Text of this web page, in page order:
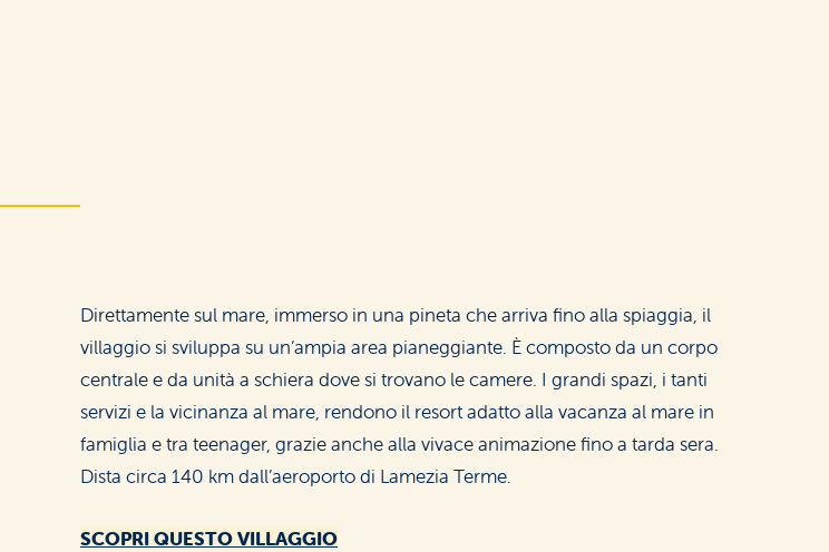
Direttamente sul mare, immerso in una pineta che arriva fino alla spiaggia, il
villaggio si sviluppa su un’ampia area pianeggiante. È composto da un corpo
centrale e da unità a schiera dove si trovano le camere. I grandi spazi, i tanti
servizi e la vicinanza al mare, rendono il resort adatto alla vacanza al mare in
famiglia e tra teenager, grazie anche alla vivace animazione fino a tarda sera.
Dista circa 140 km dall’aeroporto di Lamezia Terme.
SCOPRI QUESTO VILLAGGIO